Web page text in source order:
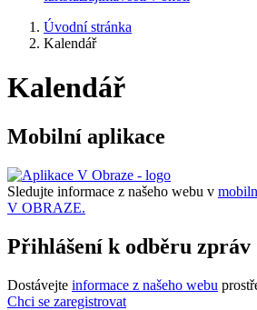
Úvodní stránka
Kalendář
Kalendář
Mobilní aplikace
Sledujte informace z našeho webu v
V OBRAZE.
Přihlášení k odběru zpráv
Dostávejte informace z našeho webu
Chci se zaregistrovat